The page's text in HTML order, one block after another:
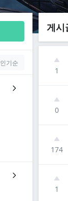
인기순
게시
1
0
174
1